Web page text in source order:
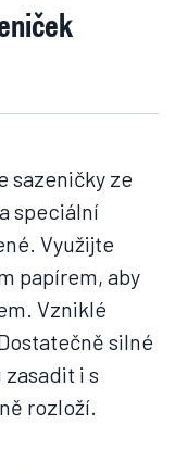
sazeničky ze
speciální
Využijte
papírem, aby
Vzniklé
silné
i s
rozloží.